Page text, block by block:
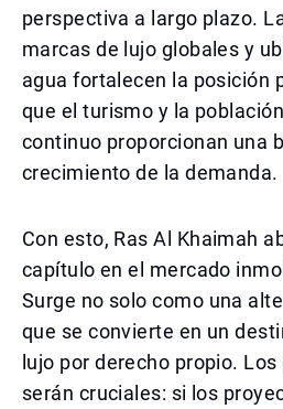
perspectiva a largo plazo.
marcas de lujo globales y
agua fortalecen la posición
que el turismo y la
continuo proporcionan una
crecimiento de la demanda.
Con esto, Ras Al Khaimah
capítulo en el mercado
Surge no solo como una
que se convierte en un
lujo por derecho propio.
serán cruciales: si los